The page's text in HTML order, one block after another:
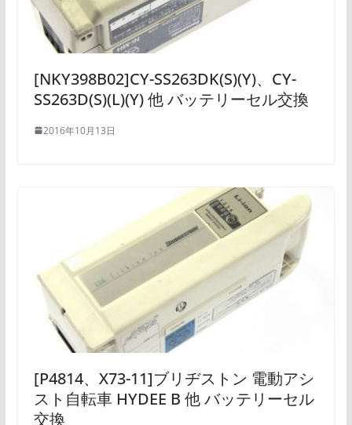
[NKY398B02]CY-SS263DK(S)(Y)、CY-
SS263D(S)(L)(Y) 他 バッテリーセル交換
2016年10月13日
[P4814、X73-11]ブリヂストン 電動アシ
スト自転車 HYDEE B 他 バッテリーセル
交換